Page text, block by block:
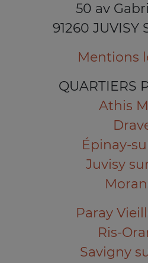
50 av
91260 JUVISY
Mentions
QUARTIERS
Athis
Épinay-
Juvisy
Paray
Ris-
Savigny